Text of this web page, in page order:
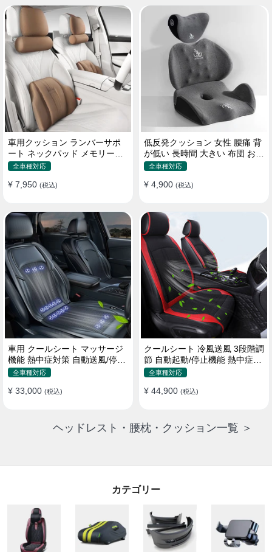
車用クッション ランバーサポ
ート ネックパッド メモリーフ
ォーム 疲労回復
全車種対応
¥ 7,950 (税込)
低反発クッション 女性 腰痛 背
が低い 長時間 大きい 布団 おし
ゃれ 運転 疲労回復
全車種対応
¥ 4,900 (税込)
車用 クールシート マッサージ
機能 熱中症対策 自動送風/停止
機能 24個強力ファン 取付簡単
全車種対応
¥ 33,000 (税込)
クールシート 冷風送風 3段階調
節 自動起動/停止機能 熱中症対
策 夏 暑さ対策 取付簡単
全車種対応
¥ 44,900 (税込)
ヘッドレスト・腰枕・クッション一覧 ＞
カテゴリー